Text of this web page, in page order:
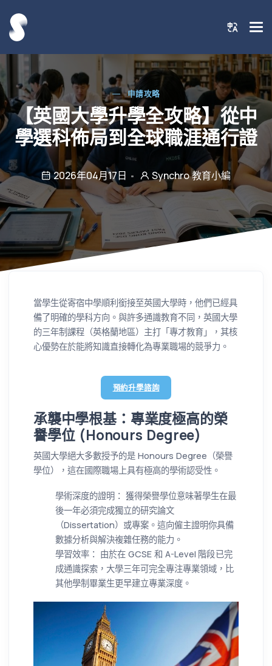
申請攻略
【英國大學升學全攻略】從中
學選科佈局到全球職涯通行證
2026年04月17日 Synchro 教育小編
當學生從寄宿中學順利銜接至英國大學時，他們已經具
備了明確的學科方向。與許多通識教育不同，英國大學
的三年制課程（英格蘭地區）主打「專才教育」，其核
心優勢在於能將知識直接轉化為專業職場的競爭力。
預約升學諮詢
承襲中學根基：專業度極高的榮
譽學位 (Honours Degree)
英國大學絕大多數授予的是 Honours Degree（榮譽
學位），這在國際職場上具有極高的學術認受性。
學術深度的證明： 獲得榮譽學位意味著學生在最
後一年必須完成獨立的研究論文
（Dissertation）或專案。這向僱主證明你具備
數據分析與解決複雜任務的能力。
學習效率： 由於在 GCSE 和 A-Level 階段已完
成通識探索，大學三年可完全專注專業領域，比
其他學制畢業生更早建立專業深度。